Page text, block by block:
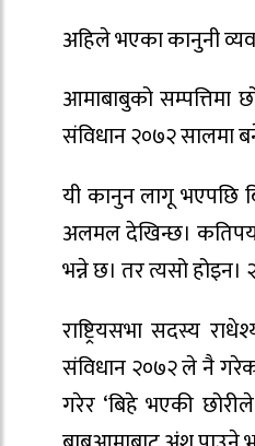
अहिले भएका कानुनी
आमाबाबुको सम्पत्तिमा
संविधान २०७२ सालमा
यी कानुन लागू भएपछि
अलमल देखिन्छ।
भन्ने छ। तर त्यसो
राष्ट्रियसभा सदस्य
संविधान २०७२ ले नै
गरेर ‘बिहे भएकी